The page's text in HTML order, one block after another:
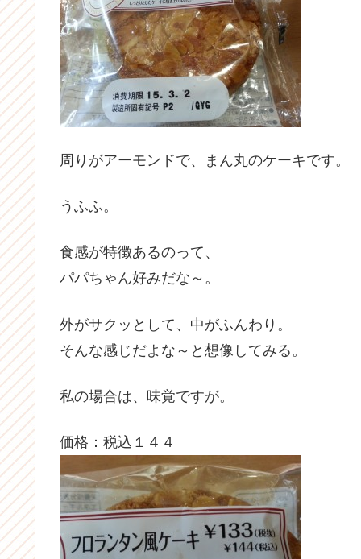
周りがアーモンドで、まん丸のケーキです。
うふふ。
食感が特徴あるのって、
パパちゃん好みだな～。
外がサクッとして、中がふんわり。
そんな感じだよな～と想像してみる。
私の場合は、味覚ですが。
価格：税込１４４